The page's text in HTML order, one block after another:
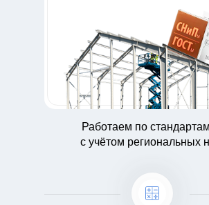
Работаем по
с учётом региональных